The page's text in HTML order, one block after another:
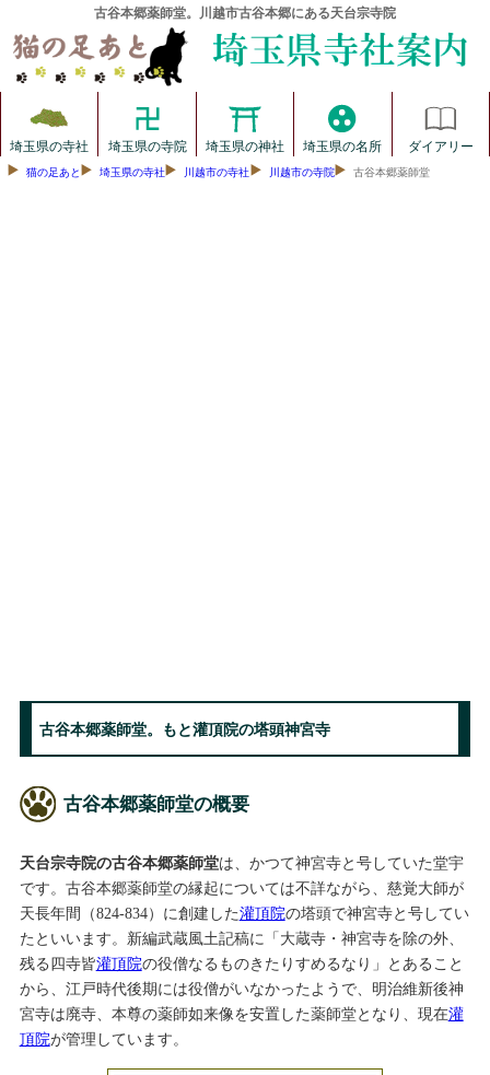
古谷本郷薬師堂。川越市古谷本郷にある天台宗寺院
埼玉県の寺社 埼玉県の寺院 埼玉県の神社 埼玉県の名所 ダイアリー
猫の足あと 埼玉県の寺社 川越市の寺社 川越市の寺院 古谷本郷薬師堂
古谷本郷薬師堂。もと灌頂院の塔頭神宮寺
古谷本郷薬師堂の概要
天台宗寺院の古谷本郷薬師堂は、かつて神宮寺と号していた堂宇
です。古谷本郷薬師堂の縁起については不詳ながら、慈覚大師が
天長年間（824-834）に創建した灌頂院の塔頭で神宮寺と号してい
たといいます。新編武蔵風土記稿に「大蔵寺・神宮寺を除の外、
残る四寺皆灌頂院の役僧なるものきたりすめるなり」とあること
から、江戸時代後期には役僧がいなかったようで、明治維新後神
宮寺は廃寺、本尊の薬師如来像を安置した薬師堂となり、現在灌
頂院が管理しています。